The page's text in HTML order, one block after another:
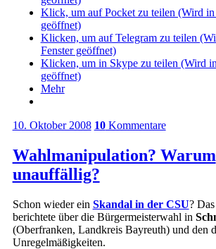
Klick, um auf Pocket zu teilen (Wird in
geöffnet)
Klicken, um auf Telegram zu teilen
Fenster geöffnet)
Klicken, um in Skype zu teilen (Wird
geöffnet)
Mehr
10. Oktober 2008 10Kommentare
Wahlmanipulation? Warum
unauffällig?
Schon wieder ein Skandal in der CSU?
berichtete über die Bürgermeisterwahl in
(Oberfranken, Landkreis Bayreuth) und den
Unregelmäßigkeiten.